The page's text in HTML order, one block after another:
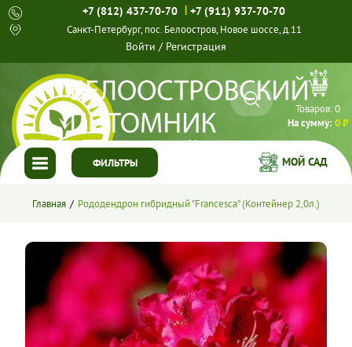
+7 (812) 437-70-70 | +7 (911) 937-70-70
Санкт-Петербург, пос. Белоостров, Новое шоссе, д.11
Войти / Регистрация
Товаров:0
На сумму:0 ₽
ФИЛЬТРЫ
ГЛАВНАЯ
КАТАЛОГ
СПЕЦПРЕДЛОЖЕНИЯ
ГОТОВЫЕ РЕШЕНИЯ
МОЙ САД
Главная Рододендрон гибридный "Francesca" (Контейнер 2,0л.)